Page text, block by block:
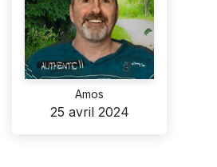
Amos
25 avril 2024